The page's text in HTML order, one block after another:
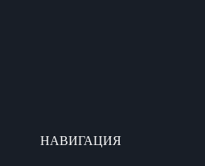
НАВИГАЦИЯ